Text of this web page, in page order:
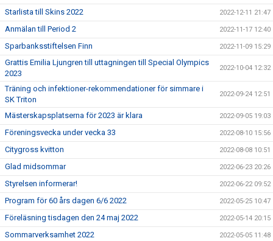
Starlista till Skins 2022 2022-12-11 21:47
Anmälan till Period 2 2022-11-17 12:40
Sparbanksstiftelsen Finn 2022-11-09 15:29
Grattis Emilia Ljungren till uttagningen till Special Olympics
2023
2022-10-04 12:32
Träning och infektioner-rekommendationer för simmare i
SK Triton
2022-09-24 12:51
Mästerskapsplatserna för 2023 är klara 2022-09-05 19:03
Föreningsvecka under vecka 33 2022-08-10 15:56
Citygross kvitton 2022-08-08 10:51
Glad midsommar 2022-06-23 20:26
Styrelsen informerar! 2022-06-22 09:52
Program för 60 års dagen 6/6 2022 2022-05-25 10:47
Föreläsning tisdagen den 24 maj 2022 2022-05-14 20:15
Sommarverksamhet 2022 2022-05-05 11:48